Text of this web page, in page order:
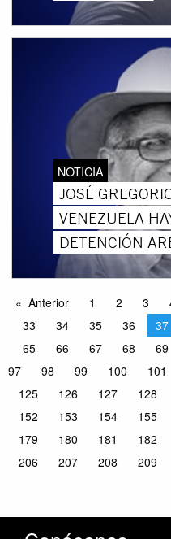
NOTICIA
JOSÉ
VENEZUELA
DETENCIÓN
Anterior 1 2 3
33
34 35 36 37
65
66 67 68 69
97
98 99 100 101
125
126 127 128
152
153 154 155
179
180 181 182
206
207 208 209